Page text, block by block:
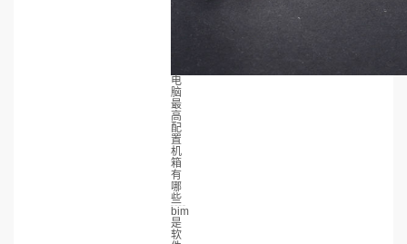
电
脑
最
高
配
置
机
箱
有
哪
些
bim
是
软